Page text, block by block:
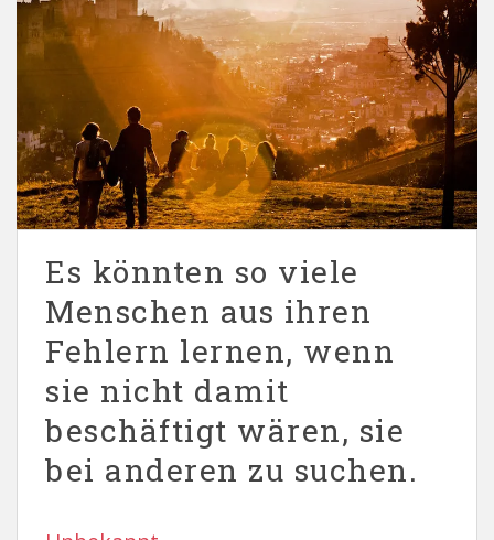
Es könnten so viele
Menschen aus ihren
Fehlern lernen, wenn
sie nicht damit
beschäftigt wären, sie
bei anderen zu suchen.